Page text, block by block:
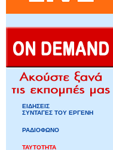
ΕΙΔΗΣΕΙΣ
ΣΥΝΤΑΓΕΣ ΤΟΥ ΕΡΓΕΝΗ
ΡΑΔΙΟΦΩΝΟ
ΤΑΥΤΟΤΗΤΑ